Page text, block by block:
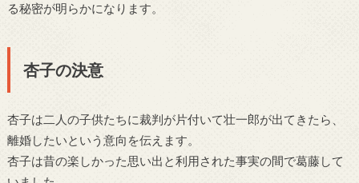
る秘密が明らかになります。
杏子の決意
杏子は二人の子供たちに裁判が片付いて壮一郎が出てきたら、
離婚したいという意向を伝えます。
杏子は昔の楽しかった思い出と利用された事実の間で葛藤して